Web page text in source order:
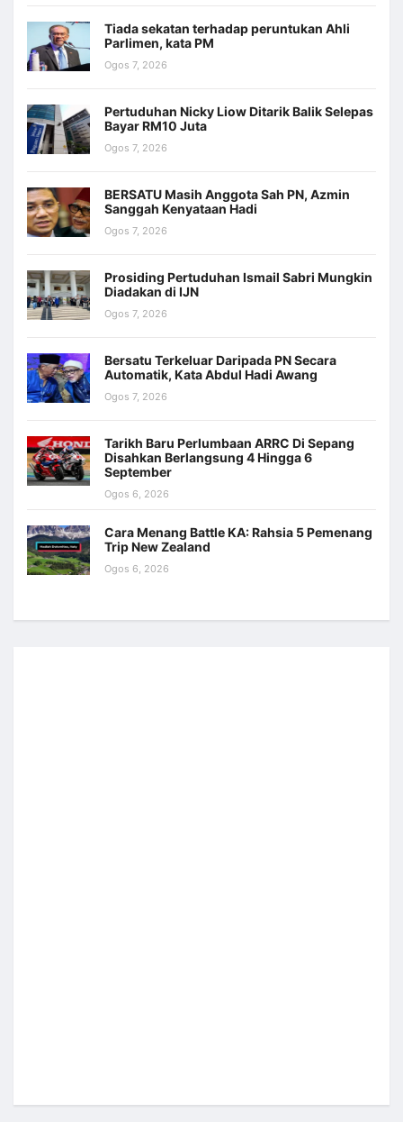
Tiada sekatan terhadap peruntukan Ahli
Parlimen, kata PM
Ogos 7, 2026
Pertuduhan Nicky Liow Ditarik Balik Selepas
Bayar RM10 Juta
Ogos 7, 2026
BERSATU Masih Anggota Sah PN, Azmin
Sanggah Kenyataan Hadi
Ogos 7, 2026
Prosiding Pertuduhan Ismail Sabri Mungkin
Diadakan di IJN
Ogos 7, 2026
Bersatu Terkeluar Daripada PN Secara
Automatik, Kata Abdul Hadi Awang
Ogos 7, 2026
Tarikh Baru Perlumbaan ARRC Di Sepang
Disahkan Berlangsung 4 Hingga 6
September
Ogos 6, 2026
Cara Menang Battle KA: Rahsia 5 Pemenang
Trip New Zealand
Ogos 6, 2026